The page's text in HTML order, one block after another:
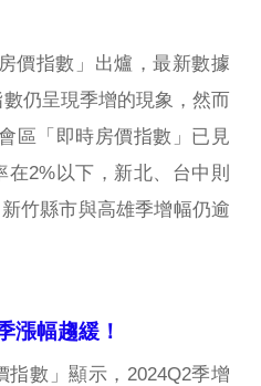
價指數」出爐，最新數據
仍呈現季增的現象，然而
區「即時房價指數」已見
2%以下，新北、台中則
竹縣市與高雄季增幅仍逾
漲幅趨緩！
數」顯示，2024Q2季增